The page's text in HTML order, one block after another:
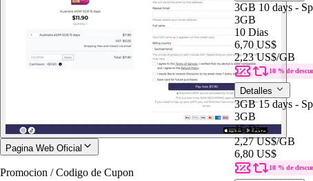
Pagina Web Oficial
Promocion / Codigo de Cupon
3GB 10 days -
3GB
10 Dias
6,70 US$
2,23 US$/GB
10 % de
Detalles
3GB 15 days -
3GB
15 Dias
2,27 US$/GB
6,80 US$
10 % de